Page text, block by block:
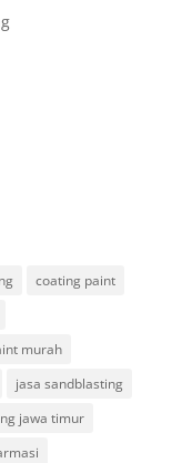
coating paint
murah
jasa sandblasting
jawa timur